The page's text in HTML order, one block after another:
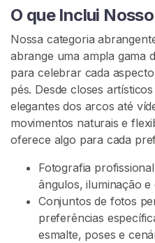
O que Inclui
Nossa categoria
abrange uma ampla gama
para celebrar cada
pés. Desde closes
elegantes dos arcos até
movimentos naturais e
oferece algo para cada
Fotografia
ângulos, iluminação
Conjuntos de fotos
preferências
esmalte, poses e
o
n
t
e
ú
d
o
D
e